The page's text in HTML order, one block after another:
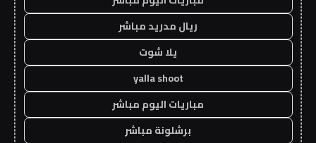
ريال مدريد مباشر
يلا شوت
yalla shoot
مباريات اليوم مباشر
برشلونة مباشر